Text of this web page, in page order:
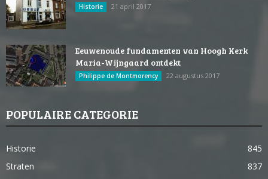
Historie 21 april 2017
Eeuwenoude fundamenten van Hoogh Kerk
Maria-Wijngaard ontdekt
Philippe de Montmorency 22 augustus 2017
POPULAIRE CATEGORIE
Historie
845
Straten
837